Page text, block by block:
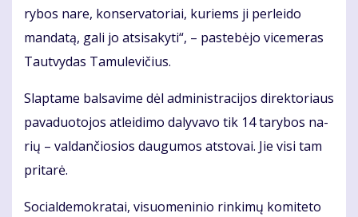
ry­bos na­re, kon­ser­va­to­riai, ku­riems ji per­lei­do
man­da­tą, ga­li jo at­si­sa­ky­ti“, – pa­ste­bė­jo vi­ce­me­ras
Taut­vy­das Ta­mu­le­vi­čius.
Slap­ta­me bal­sa­vi­me dėl ad­mi­nist­ra­ci­jos di­rek­to­riaus
pa­va­duo­to­jos at­lei­di­mo da­ly­va­vo tik 14 ta­ry­bos na­
rių – val­dan­čio­sios dau­gu­mos at­sto­vai. Jie vi­si tam
pri­ta­rė.
So­cial­de­mok­ra­tai, vi­suo­me­ni­nio rin­ki­mų ko­mi­te­to